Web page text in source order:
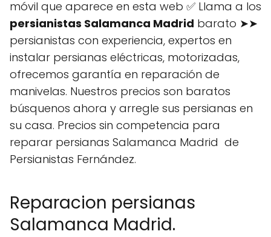
móvil que aparece en esta web ✅ Llama a los
persianistas Salamanca Madrid barato ➤➤
persianistas con experiencia, expertos en
instalar persianas eléctricas, motorizadas,
ofrecemos garantía en reparación de
manivelas. Nuestros precios son baratos
búsquenos ahora y arregle sus persianas en
su casa. Precios sin competencia para
reparar persianas Salamanca Madrid de
Persianistas Fernández.
Reparacion persianas
Salamanca Madrid.